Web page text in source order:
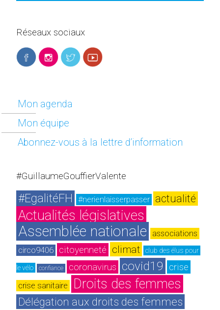
Réseaux sociaux
Mon agenda
Mon équipe
Abonnez-vous à la lettre d’information
#GuillaumeGouffierValente
#EgalitéFH #nerienlaisserpasser actualité
Actualités législatives
Assemblée nationale
associations
circo9406
citoyenneté climat club des élus pour
le vélo confiance coronavirus covid19 crise
crise sanitaire Droits des femmes
Délégation aux droits des femmes